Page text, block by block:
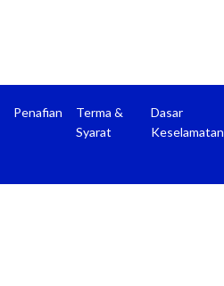
Penafian
Terma &
Syarat
Dasar
Keselamatan